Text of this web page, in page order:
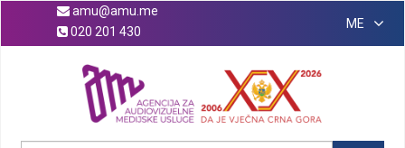
amu@amu.me
020 201 430
ME